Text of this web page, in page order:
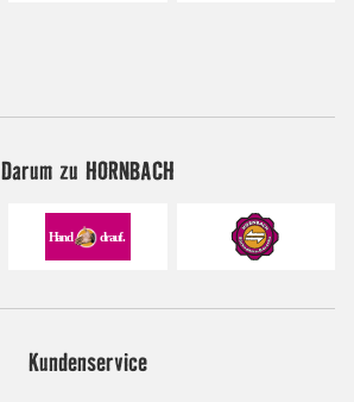
Darum zu HORNBACH
Kundenservice